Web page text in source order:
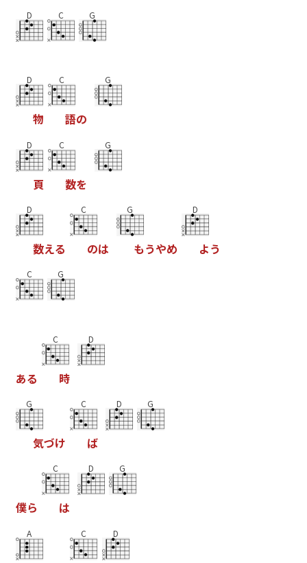
D C G
D
物
C
語の
G
D
頁
C
数を
G
D
数える
C
のは
G
もうやめ
D
よう
C G
ある
C
時
D
G
気づけ
C
ば
D G
僕ら
C
は
D G
A C D